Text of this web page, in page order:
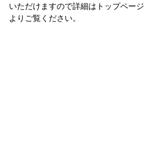
いただけますので詳細はトップページ
よりご覧ください。